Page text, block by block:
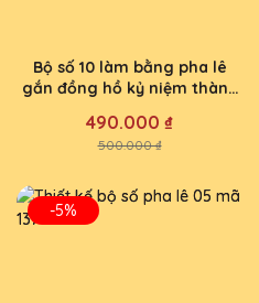
Bộ số 10 làm bằng pha lê
gắn đồng hồ kỷ niệm thành
490.000 ₫
500.000 ₫
-5%